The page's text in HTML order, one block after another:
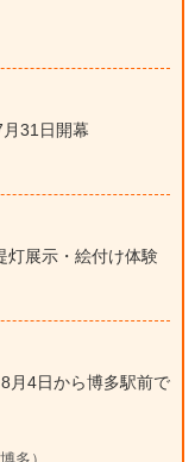
31日開幕
灯展示・絵付け体験
月4日から博多駅前で